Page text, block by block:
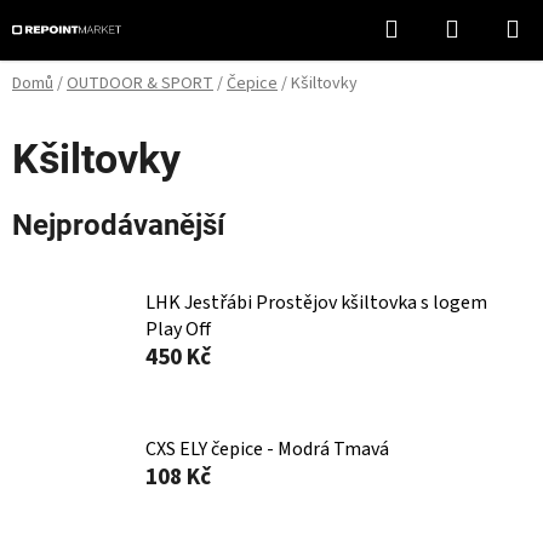
na
obsah
Hledat
KOŠÍK
Domů/OUTDOOR & SPORT/Čepice/Kšiltovky
Kšiltovky
Nejprodávanější
LHK Jestřábi Prostějov kšiltovka s logem
Play Off
450 Kč
CXS ELY čepice - Modrá Tmavá
108 Kč